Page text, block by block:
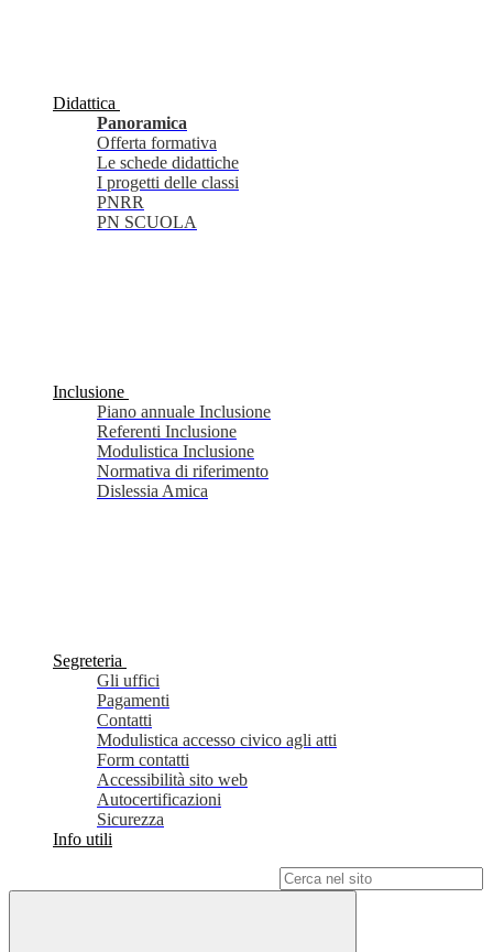
Didattica
Panoramica
Offerta formativa
Le schede didattiche
I progetti delle classi
PNRR
PN SCUOLA
Inclusione
Piano annuale Inclusione
Referenti Inclusione
Modulistica Inclusione
Normativa di riferimento
Dislessia Amica
Segreteria
Gli uffici
Pagamenti
Contatti
Modulistica accesso civico agli atti
Form contatti
Accessibilità sito web
Autocertificazioni
Sicurezza
Info utili